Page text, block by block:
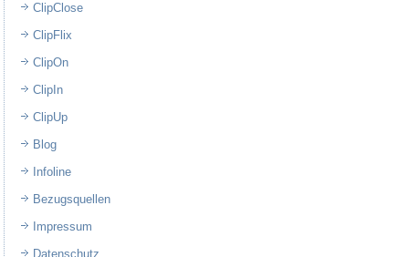
ClipClose
ClipFlix
ClipOn
ClipIn
ClipUp
Blog
Infoline
Bezugsquellen
Impressum
Datenschutz